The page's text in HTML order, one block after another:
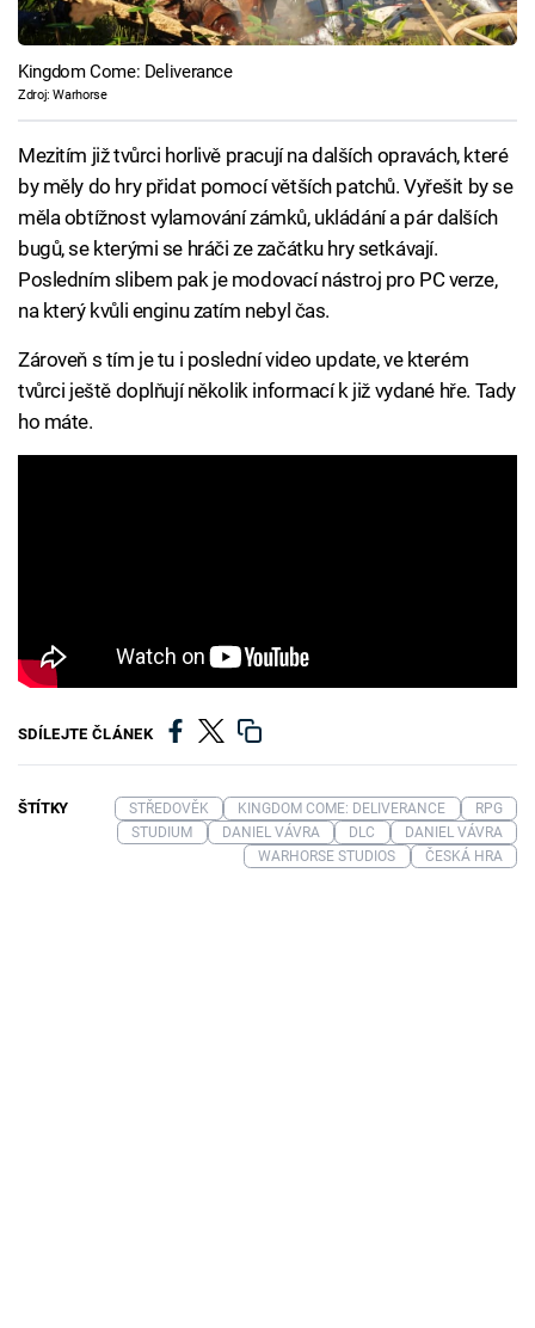
Kingdom Come: Deliverance
Zdroj: Warhorse
Mezitím již tvůrci horlivě pracují na dalších opravách, které
by měly do hry přidat pomocí větších patchů. Vyřešit by se
měla obtížnost vylamování zámků, ukládání a pár dalších
bugů, se kterými se hráči ze začátku hry setkávají.
Posledním slibem pak je modovací nástroj pro PC verze,
na který kvůli enginu zatím nebyl čas.
Zároveň s tím je tu i poslední video update, ve kterém
tvůrci ještě doplňují několik informací k již vydané hře. Tady
ho máte.
SDÍLEJTE ČLÁNEK
ŠTÍTKY STŘEDOVĚK KINGDOM COME: DELIVERANCE
RPG
STUDIUM
DANIEL VÁVRA DLC
DANIEL VÁVRA
WARHORSE STUDIOS
ČESKÁ HRA